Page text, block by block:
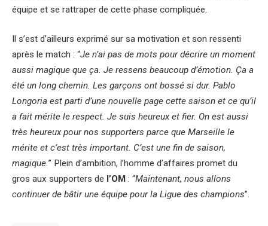
équipe et se rattraper de cette phase compliquée.
Il s’est d’ailleurs exprimé sur sa motivation et son ressenti
après le match : “Je n’ai pas de mots pour décrire un moment
aussi magique que ça. Je ressens beaucoup d’émotion. Ça a
été un long chemin. Les garçons ont bossé si dur. Pablo
Longoria est parti d’une nouvelle page cette saison et ce qu’il
a fait mérite le respect. Je suis heureux et fier. On est aussi
très heureux pour nos supporters parce que Marseille le
mérite et c’est très important. C’est une fin de saison,
magique.” Plein d’ambition, l’homme d’affaires promet du
gros aux supporters de l’OM : “Maintenant, nous allons
continuer de bâtir une équipe pour la Ligue des champions”.